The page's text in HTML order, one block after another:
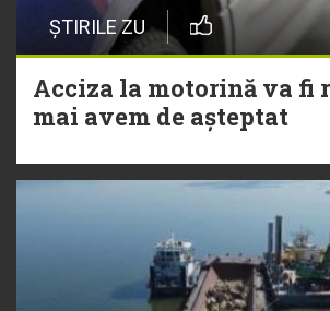
ȘTIRILE ZU
Acciza la motorină va fi
mai avem de așteptat